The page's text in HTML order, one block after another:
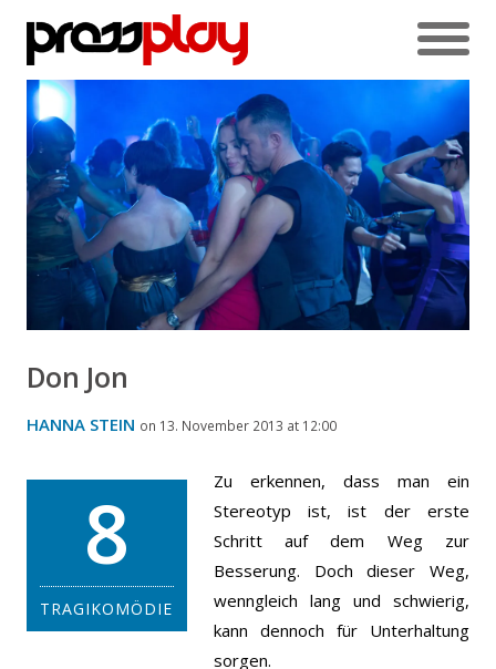
Don Jon
HANNA STEIN on 13. November 2013 at 12:00
8
TRAGIKOMÖDIE
Zu erkennen, dass man ein
Stereotyp ist, ist der erste
Schritt auf dem Weg zur
Besserung. Doch dieser Weg,
wenngleich lang und schwierig,
kann dennoch für Unterhaltung
sorgen.